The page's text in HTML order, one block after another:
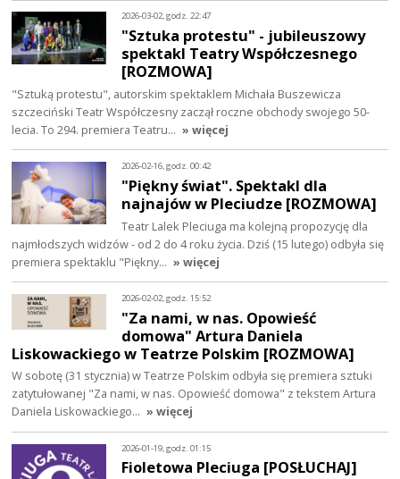
2026-03-02, godz. 22:47
"Sztuka protestu" - jubileuszowy
spektakl Teatry Współczesnego
[ROZMOWA]
"Sztuką protestu", autorskim spektaklem Michała Buszewicza
szczeciński Teatr Współczesny zaczął roczne obchody swojego 50-
lecia. To 294. premiera Teatru… » więcej
2026-02-16, godz. 00:42
"Piękny świat". Spektakl dla
najnajów w Pleciudze [ROZMOWA]
Teatr Lalek Pleciuga ma kolejną propozycję dla
najmłodszych widzów - od 2 do 4 roku życia. Dziś (15 lutego) odbyła się
premiera spektaklu "Piękny… » więcej
2026-02-02, godz. 15:52
"Za nami, w nas. Opowieść
domowa" Artura Daniela
Liskowackiego w Teatrze Polskim [ROZMOWA]
W sobotę (31 stycznia) w Teatrze Polskim odbyła się premiera sztuki
zatytułowanej "Za nami, w nas. Opowieść domowa" z tekstem Artura
Daniela Liskowackiego… » więcej
2026-01-19, godz. 01:15
Fioletowa Pleciuga [POSŁUCHAJ]